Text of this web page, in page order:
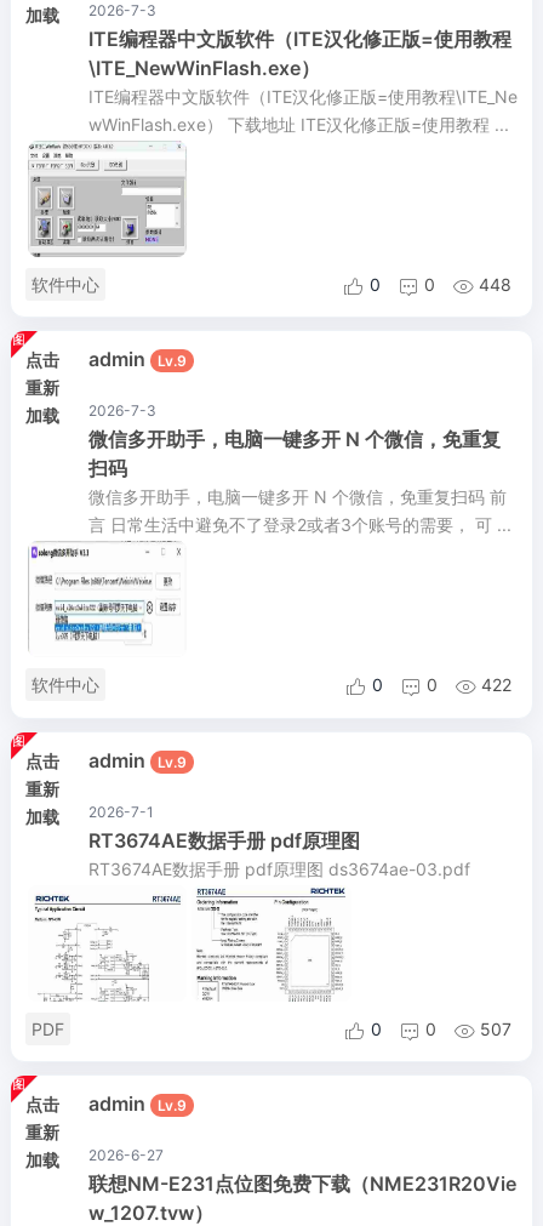
加载
2026-7-3
ITE编程器中文版软件（ITE汉化修正版=使用教程
\ITE_NewWinFlash.exe）
ITE编程器中文版软件（ITE汉化修正版=使用教程\ITE_Ne
wWinFlash.exe） 下载地址 ITE汉化修正版=使用教程 ...
软件中心  0  0  448
点击
重新
加载
admin Lv.9
2026-7-3
微信多开助手，电脑一键多开 N 个微信，免重复
扫码
微信多开助手，电脑一键多开 N 个微信，免重复扫码 前
言 日常生活中避免不了登录2或者3个账号的需要， 可 ...
软件中心  0  0  422
点击
重新
加载
admin Lv.9
2026-7-1
RT3674AE数据手册 pdf原理图
RT3674AE数据手册 pdf原理图 ds3674ae-03.pdf
PDF  0  0  507
点击
重新
加载
admin Lv.9
2026-6-27
联想NM-E231点位图免费下载（NME231R20Vie
w_1207.tvw）